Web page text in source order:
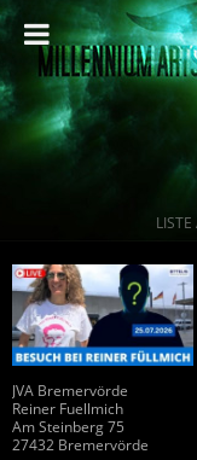
JVA Bremervörde
Reiner Fuellmich
Am Steinberg 75
27432 Bremervörde